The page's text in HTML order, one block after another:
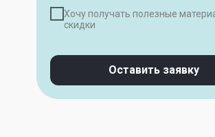
Хочу получать полезные
скидки
Оставить заявку